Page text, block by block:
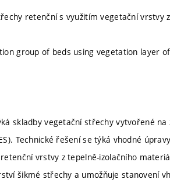
retenční s využitím vegetační vrstvy
group of beds using vegetation layer
skladby vegetační střechy vytvořené
Technické řešení se týká vhodné
vrstvy z tepelně-izolačního
šikmé střechy a umožňuje stanovení